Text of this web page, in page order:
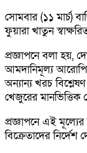
সোমবার (১১ মার্চ)
ফুয়ারা খাতুন
প্রজ্ঞাপনে বলা হয়,
আমদানিমূল্য
অন্যান্য খরচ
খেজুরের মানভিত্তিক
প্রজ্ঞাপনে এই
বিক্রেতাদের নির্দেশ